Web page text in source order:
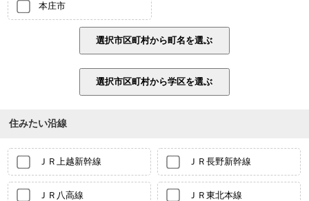
本庄市
住みたい沿線
ＪＲ上越新幹線 ＪＲ長野新幹線
ＪＲ八高線 ＪＲ東北本線